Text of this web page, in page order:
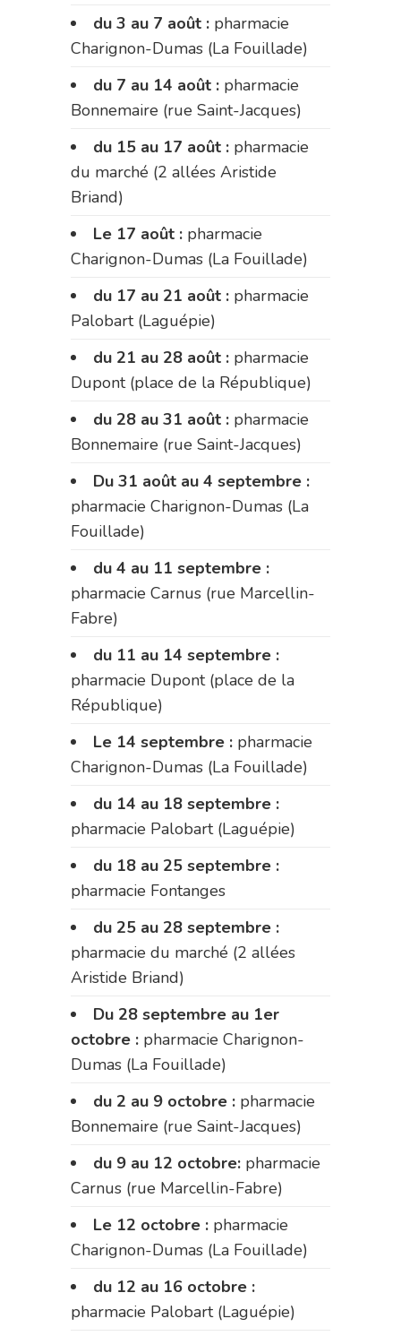
du 3 au 7 août : pharmacie
Charignon-Dumas (La Fouillade)
du 7 au 14 août : pharmacie
Bonnemaire (rue Saint-Jacques)
du 15 au 17 août : pharmacie
du marché (2 allées Aristide
Briand)
Le 17 août : pharmacie
Charignon-Dumas (La Fouillade)
du 17 au 21 août : pharmacie
Palobart (Laguépie)
du 21 au 28 août : pharmacie
Dupont (place de la République)
du 28 au 31 août : pharmacie
Bonnemaire (rue Saint-Jacques)
Du 31 août au 4 septembre :
pharmacie Charignon-Dumas (La
Fouillade)
du 4 au 11 septembre :
pharmacie Carnus (rue Marcellin-
Fabre)
du 11 au 14 septembre :
pharmacie Dupont (place de la
République)
Le 14 septembre : pharmacie
Charignon-Dumas (La Fouillade)
du 14 au 18 septembre :
pharmacie Palobart (Laguépie)
du 18 au 25 septembre :
pharmacie Fontanges
du 25 au 28 septembre :
pharmacie du marché (2 allées
Aristide Briand)
Du 28 septembre au 1er
octobre : pharmacie Charignon-
Dumas (La Fouillade)
du 2 au 9 octobre : pharmacie
Bonnemaire (rue Saint-Jacques)
du 9 au 12 octobre: pharmacie
Carnus (rue Marcellin-Fabre)
Le 12 octobre : pharmacie
Charignon-Dumas (La Fouillade)
du 12 au 16 octobre :
pharmacie Palobart (Laguépie)